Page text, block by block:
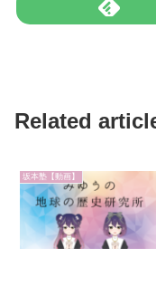
Related
坂本塾【動画】